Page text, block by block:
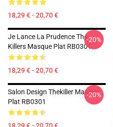
18,29 € - 20,70 €
Je Lance La Prudence The
Killers Masque Plat RB0301
18,29 € - 20,70 €
-20%
Salon Design Thekiller Masque
Plat RB0301
-20%